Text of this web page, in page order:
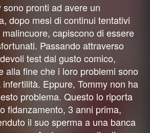
sono pronti ad avere un
dopo mesi di continui tentativi
capiscono di essere
Passando attraverso
test dal gusto comico,
alla fine che i loro problemi sono
Eppure, Tommy non ha
problema. Questo lo riporta
fidanzamento, 3 anni prima,
il suo sperma a una banca